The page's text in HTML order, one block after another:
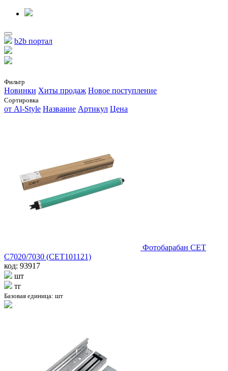
b2b портал
Фильтр
Новинки Хиты продаж Новое поступление
Сортировка
от Al-Style Название Артикул Цена
Фотобарабан CET
C7020/7030 (CET101121)
код: 93917
шт
тг
Базовая единица: шт